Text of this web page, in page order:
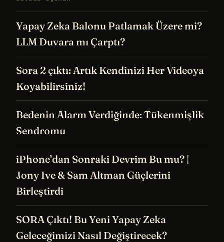
Yapay Zeka Balonu Patlamak Üzere mi?
LLM Duvara mı Çarptı?
Sora 2 çıktı: Artık Kendinizi Her Videoya
Koyabilirsiniz!
Bedenin Alarm Verdiğinde: Tükenmişlik
Sendromu
iPhone’dan Sonraki Devrim Bu mu? |
Jony Ive & Sam Altman Güçlerini
Birleştirdi
SORA Çıktı! Bu Yeni Yapay Zeka
Geleceğimizi Nasıl Değiştirecek?